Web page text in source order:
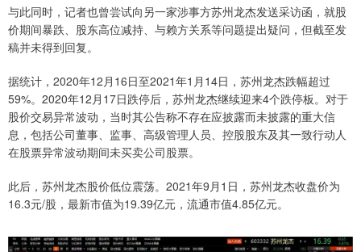
与此同时，记者也曾尝试向另一家涉事方苏州龙杰发送采访函，就股
价期间暴跌、股东高位减持、与赖方关系等问题提出疑问，但截至发
稿并未得到回复。
据统计，2020年12月16日至2021年1月14日，苏州龙杰跌幅超过
59%。2020年12月17日跌停后，苏州龙杰继续迎来4个跌停板。对于
股价交易异常波动，当时其公告称不存在应披露而未披露的重大信
息，包括公司董事、监事、高级管理人员、控股股东及其一致行动人
在股票异常波动期间未买卖公司股票。
此后，苏州龙杰股价低位震荡。2021年9月1日，苏州龙杰收盘价为
16.3元/股，最新市值为19.39亿元，流通市值4.85亿元。